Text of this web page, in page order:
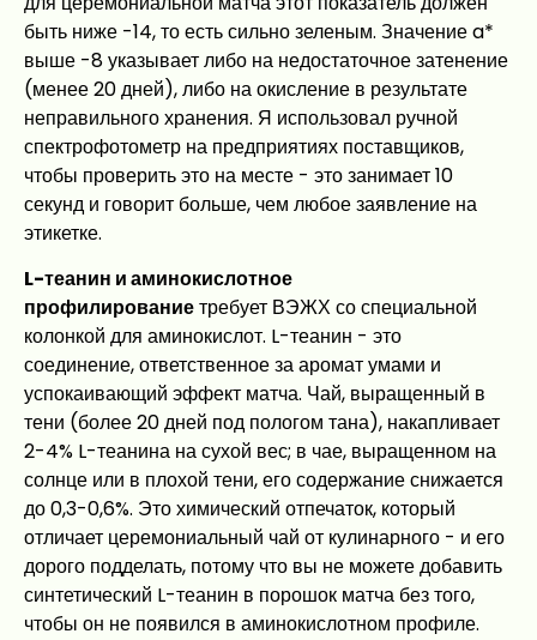
быть ниже -14, то есть сильно зеленым. Значение a*
выше -8 указывает либо на недостаточное затенение
(менее 20 дней), либо на окисление в результате
неправильного хранения. Я использовал ручной
спектрофотометр на предприятиях поставщиков,
чтобы проверить это на месте - это занимает 10
секунд и говорит больше, чем любое заявление на
этикетке.
L-теанин и аминокислотное
профилированиетребует ВЭЖХ со специальной
колонкой для аминокислот. L-теанин - это
соединение, ответственное за аромат умами и
успокаивающий эффект матча. Чай, выращенный в
тени (более 20 дней под пологом тана), накапливает
2-4% L-теанина на сухой вес; в чае, выращенном на
солнце или в плохой тени, его содержание снижается
до 0,3-0,6%. Это химический отпечаток, который
отличает церемониальный чай от кулинарного - и его
дорого подделать, потому что вы не можете добавить
синтетический L-теанин в порошок матча без того,
чтобы он не появился в аминокислотном профиле.